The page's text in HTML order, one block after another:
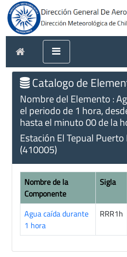
Catalogo de
Nombre del Elemento :
el periodo de 1 hora,
hasta el minuto 00 de la
Estación El Tepual
(410005)
Nombre de la
Componente
Sigla
Agua caída durante
1 hora
RRR1h